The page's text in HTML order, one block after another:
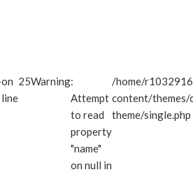
on
line
25Warning:
Attempt
to read
property
"name"
on null in
/home/
content/themes/
theme/single.php